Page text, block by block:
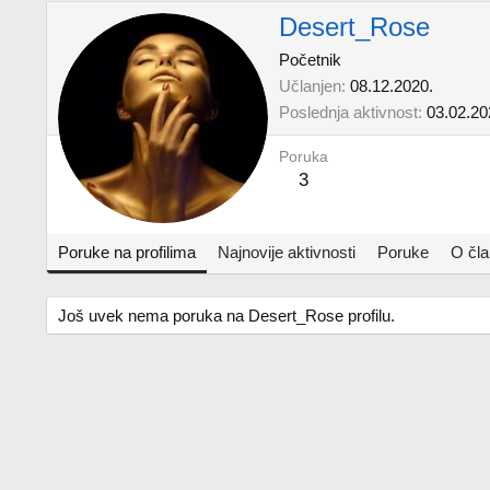
Desert_Rose
Početnik
Učlanjen 08.12.2020.
Poslednja aktivnost
Poruka
3
Poruke na profilima Najnovije aktivnosti Poruke O
Još uvek nema poruka na Desert_Rose profilu.